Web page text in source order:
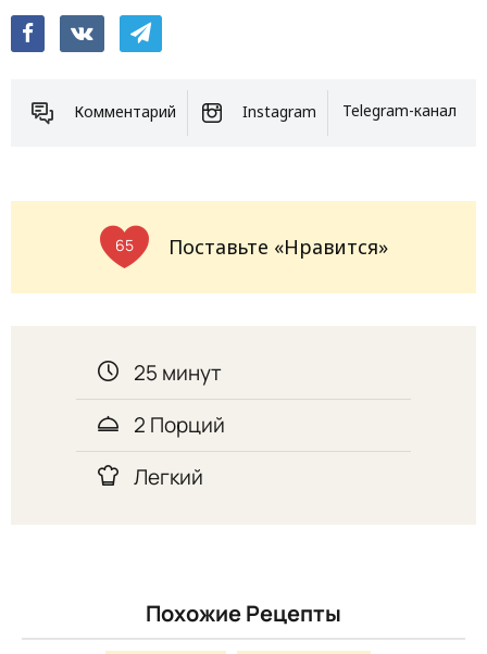
Комментарий Instagram Telegram-канал
65 Поставьте «Нравится»
25 минут
2 Порций
Легкий
Похожие Рецепты